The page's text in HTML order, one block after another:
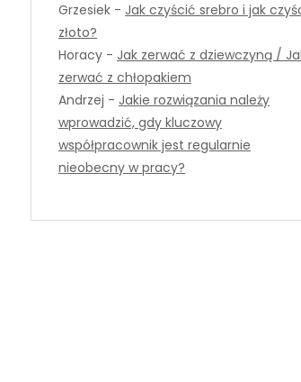
Grzesiek - Jak czyścić srebro i jak
złoto?
Horacy - Jak zerwać z dziewczyną /
zerwać z chłopakiem
Andrzej - Jakie rozwiązania należy
wprowadzić, gdy kluczowy
współpracownik jest regularnie
nieobecny w pracy?